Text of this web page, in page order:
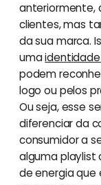
anteriormente,
clientes, mas
da sua marca.
uma
podem
logo ou pelos
Ou seja, esse
diferenciar da
consumidor a
alguma playlist
de energia que